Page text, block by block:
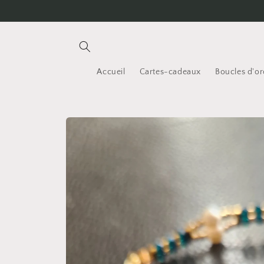
au
Accueil Cartes-cadeaux Boucles
Passer aux